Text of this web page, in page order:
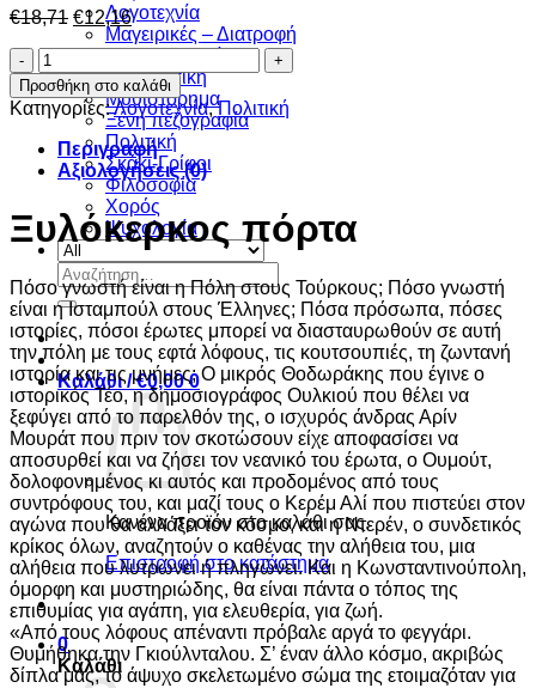
Λογοτεχνία
Μαγειρικές – Διατροφή
Μελλοντολογία
Μεταφυσική
Μυθιστόρημα
Ξένη πεζογραφία
Πολιτική
Σκάκι-Γρίφοι
Φιλοσοφία
Χορός
Ψυχολογία
Αναζήτηση
για:
Καλάθι /€0,00 0
Κανένα προϊόν στο καλάθι σας.
Επιστροφή στο κατάστημα
0
Καλάθι
€18,71 Original
price
€18,71.
€12,16Η
τρέχουσα
είναι:
€12,16.
Ξυλόκερκος
πόρτα
ποσότητα
Προσθήκη στο καλάθι
Κατηγορίες:Λογοτεχνία,Πολιτική
Περιγραφή
Αξιολογήσεις (0)
Ξυλόκερκος πόρτα
Πόσο γνωστή είναι η Πόλη στους Τούρκους; Πόσο γνωστή
είναι η Ισταμπούλ στους Έλληνες; Πόσα πρόσωπα, πόσες
ιστορίες, πόσοι έρωτες μπορεί να διασταυρωθούν σε αυτή
την πόλη με τους εφτά λόφους, τις κουτσουπιές, τη ζωντανή
ιστορία και τις μνήμες; Ο μικρός Θοδωράκης που έγινε ο
ιστορικός Τέο, η δημοσιογράφος Ουλκιού που θέλει να
ξεφύγει από το παρελθόν της, ο ισχυρός άνδρας Αρίν
Μουράτ που πριν τον σκοτώσουν είχε αποφασίσει να
αποσυρθεί και να ζήσει τον νεανικό του έρωτα, ο Ουμούτ,
δολοφονημένος κι αυτός και προδομένος από τους
συντρόφους του, και μαζί τους ο Κερέμ Αλί που πιστεύει στον
αγώνα που θα αλλάξει τον κόσμο, και η Ντερέν, ο συνδετικός
κρίκος όλων, αναζητούν ο καθένας την αλήθεια του, μια
αλήθεια που λυτρώνει ή πληγώνει. Και η Κωνσταντινούπολη,
όμορφη και μυστηριώδης, θα είναι πάντα ο τόπος της
επιθυμίας για αγάπη, για ελευθερία, για ζωή.
«Από τους λόφους απέναντι πρόβαλε αργά το φεγγάρι.
Θυμήθηκα την Γκιούλνταλου. Σ’ έναν άλλο κόσμο, ακριβώς
δίπλα μας, το άψυχο σκελετωμένο σώμα της ετοιμαζόταν για